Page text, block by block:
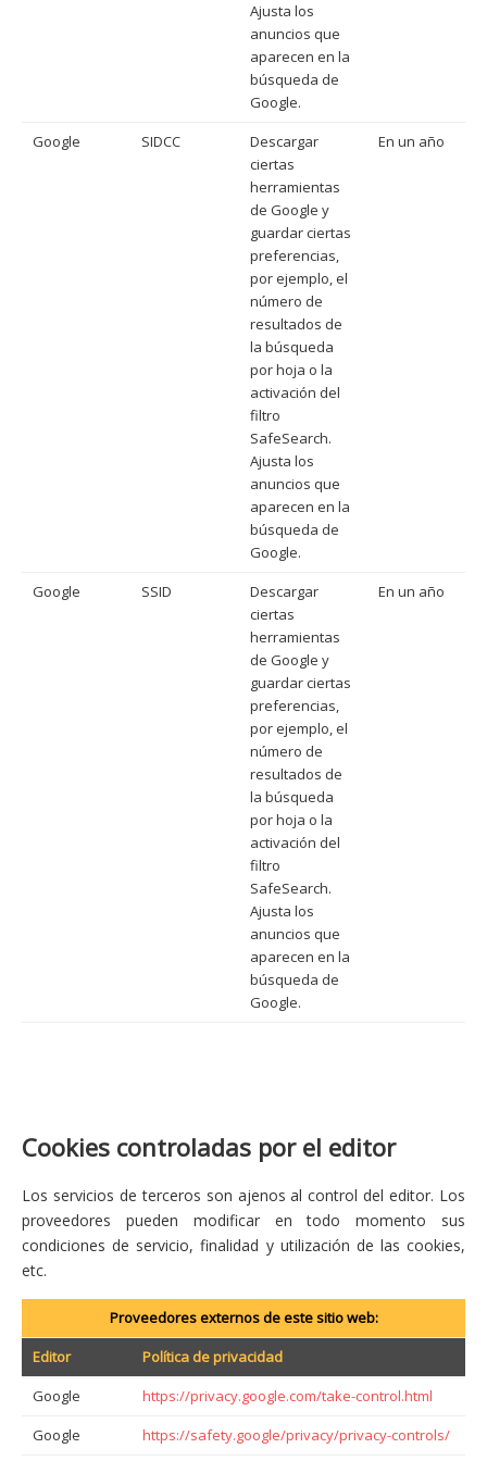
Ajusta los
anuncios que
aparecen en la
búsqueda de
Google.
Google SIDCC
Descargar
ciertas
herramientas
de Google y
guardar ciertas
preferencias,
por ejemplo, el
número de
resultados de
la búsqueda
por hoja o la
activación del
filtro
SafeSearch.
Ajusta los
anuncios que
aparecen en la
búsqueda de
Google.
En un año
Google SSID
Descargar
ciertas
herramientas
de Google y
guardar ciertas
preferencias,
por ejemplo, el
número de
resultados de
la búsqueda
por hoja o la
activación del
filtro
SafeSearch.
Ajusta los
anuncios que
aparecen en la
búsqueda de
Google.
En un año
Cookies controladas por el editor
Los servicios de terceros son ajenos al control del editor. Los
proveedores pueden modificar en todo momento sus
condiciones de servicio, finalidad y utilización de las cookies,
etc.
Proveedores externos de este sitio web:
Editor
Política de privacidad
Google
https://privacy.google.com/take-control.html
Google
https://safety.google/privacy/privacy-controls/